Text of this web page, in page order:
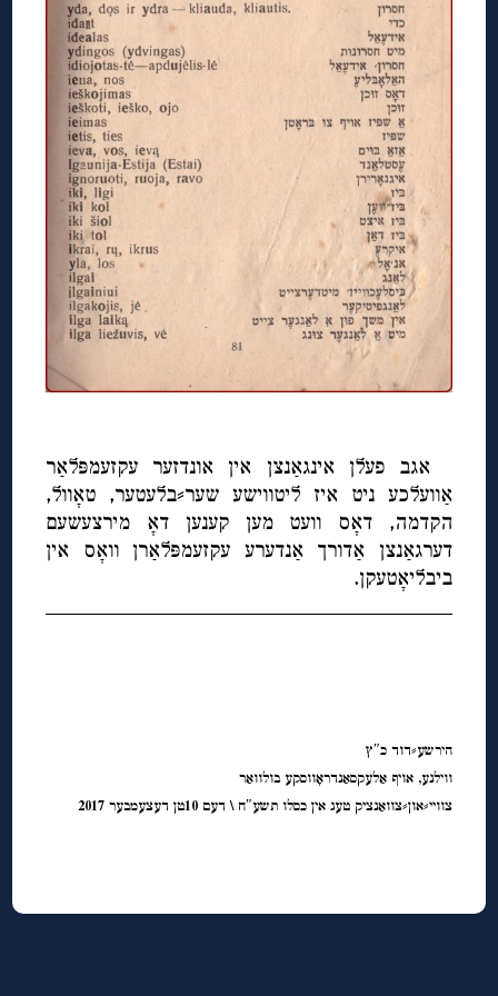
אגב פעלן אינגאַנצן אין אונדזער עקזעמפּלאַר
אַוועלכע ניט איז ליטווישע שער⸗בלעטער, טאָוול,
הקדמה, דאָס וועט מען קענען דאָ מירצעשעם
דערגאַנצן אַדורך אַנדערע עקזעמפּלאַרן וואָס אין
ביבליאָטעקן.
הירשע⸗דוד כ″ץ
ווילנע, אויף אַלעקסאַנדראָווסקע בולוואַר
צוויי⸗און⸗צוואַנציק טעג אין כסלו תשע″ח \ דעם 10טן דעצעמבער 2017